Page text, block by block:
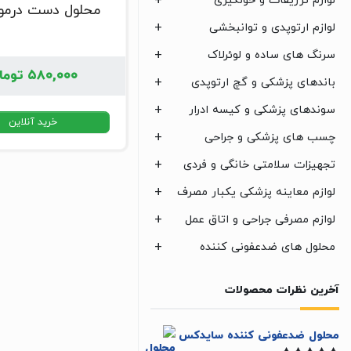
لوازم ارتوپدی و توانبخشی
سرنگ های ساده و لوئرلاک
باندهای پزشکی و گچ ارتوپدی
سوندهای پزشکی و کیسه ادرار
چسب های پزشکی و جراحی
تجهیزات سلامتی خانگی و فردی
لوازم معاینه پزشکی یکبار مصرف
لوازم مصرفی جراحی و اتاق عمل
محلول های ضدعفونی کننده
آخرین نظرات محصولات
محلول ضدعفونی کننده سایدکس
محلول دست
۵۸۰,۰۰۰
خرید آنلاین